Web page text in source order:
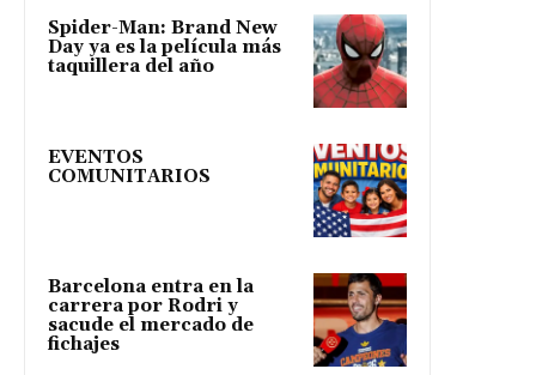
Spider-Man: Brand New
Day ya es la película más
taquillera del año
EVENTOS
COMUNITARIOS
Barcelona entra en la
carrera por Rodri y
sacude el mercado de
fichajes